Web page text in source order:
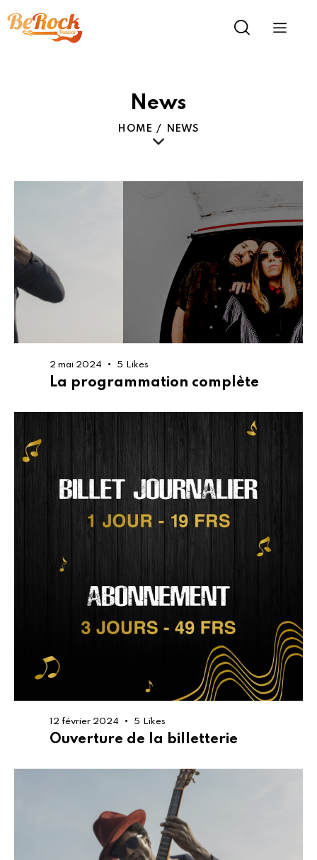
News
HOME NEWS
2 mai 2024 5 Likes
La programmation complète
12 février 2024 5 Likes
Ouverture de la billetterie